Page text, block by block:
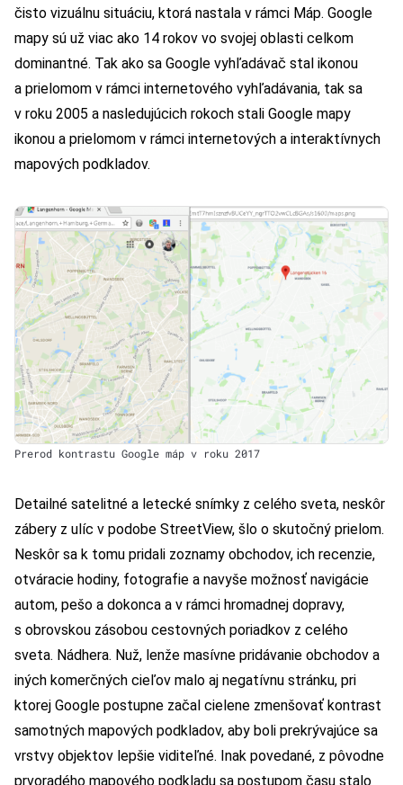
čisto vizuálnu situáciu, ktorá nastala v rámci Máp. Google
mapy sú už viac ako 14 rokov vo svojej oblasti celkom
dominantné. Tak ako sa Google vyhľadávač stal ikonou
a prielomom v rámci internetového vyhľadávania, tak sa
v roku 2005 a nasledujúcich rokoch stali Google mapy
ikonou a prielomom v rámci internetových a interaktívnych
mapových podkladov.
Prerod kontrastu Google máp v roku 2017
Detailné satelitné a letecké snímky z celého sveta, neskôr
zábery z ulíc v podobe StreetView, šlo o skutočný prielom.
Neskôr sa k tomu pridali zoznamy obchodov, ich recenzie,
otváracie hodiny, fotografie a navyše možnosť navigácie
autom, pešo a dokonca a v rámci hromadnej dopravy,
s obrovskou zásobou cestovných poriadkov z celého
sveta. Nádhera. Nuž, lenže masívne pridávanie obchodov a
iných komerčných cieľov malo aj negatívnu stránku, pri
ktorej Google postupne začal cielene zmenšovať kontrast
samotných mapových podkladov, aby boli prekrývajúce sa
vrstvy objektov lepšie viditeľné. Inak povedané, z pôvodne
prvoradého mapového podkladu sa postupom času stalo